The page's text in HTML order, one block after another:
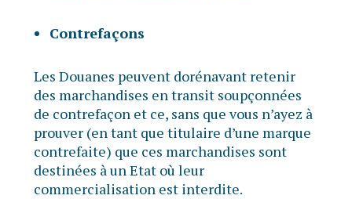
Contrefaçons
Les Douanes peuvent dorénavant retenir
des marchandises en transit soupçonnées
de contrefaçon et ce, sans que vous n’ayez à
prouver (en tant que titulaire d’une marque
contrefaite) que ces marchandises sont
destinées à un Etat où leur
commercialisation est interdite.